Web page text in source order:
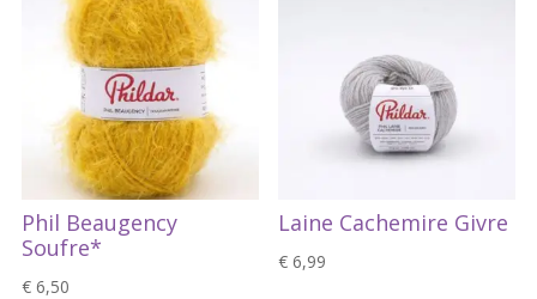
Phil Beaugency
Soufre*
€6,50
Laine Cachemire Givre
€ 6,99